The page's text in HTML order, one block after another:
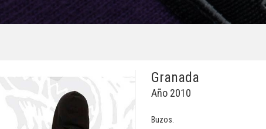
Granada
Año 2010
Buzos.